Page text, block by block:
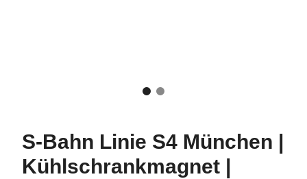
S-Bahn Linie S4 München |
Kühlschrankmagnet |